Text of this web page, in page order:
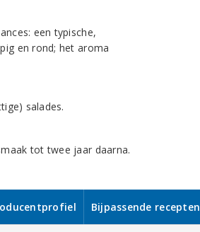
een typische,
en rond; het aroma
salades.
tot twee jaar daarna.
Bijpassende recepten